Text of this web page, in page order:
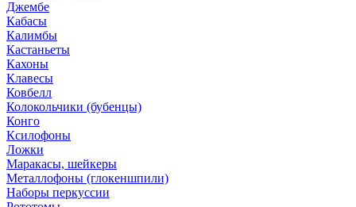
Джембе
Кабасы
Калимбы
Кастаньеты
Кахоны
Клавесы
Ковбелл
Колокольчики (бубенцы)
Конго
Ксилофоны
Ложки
Маракасы, шейкеры
Металлофоны (глокеншпили)
Наборы перкуссии